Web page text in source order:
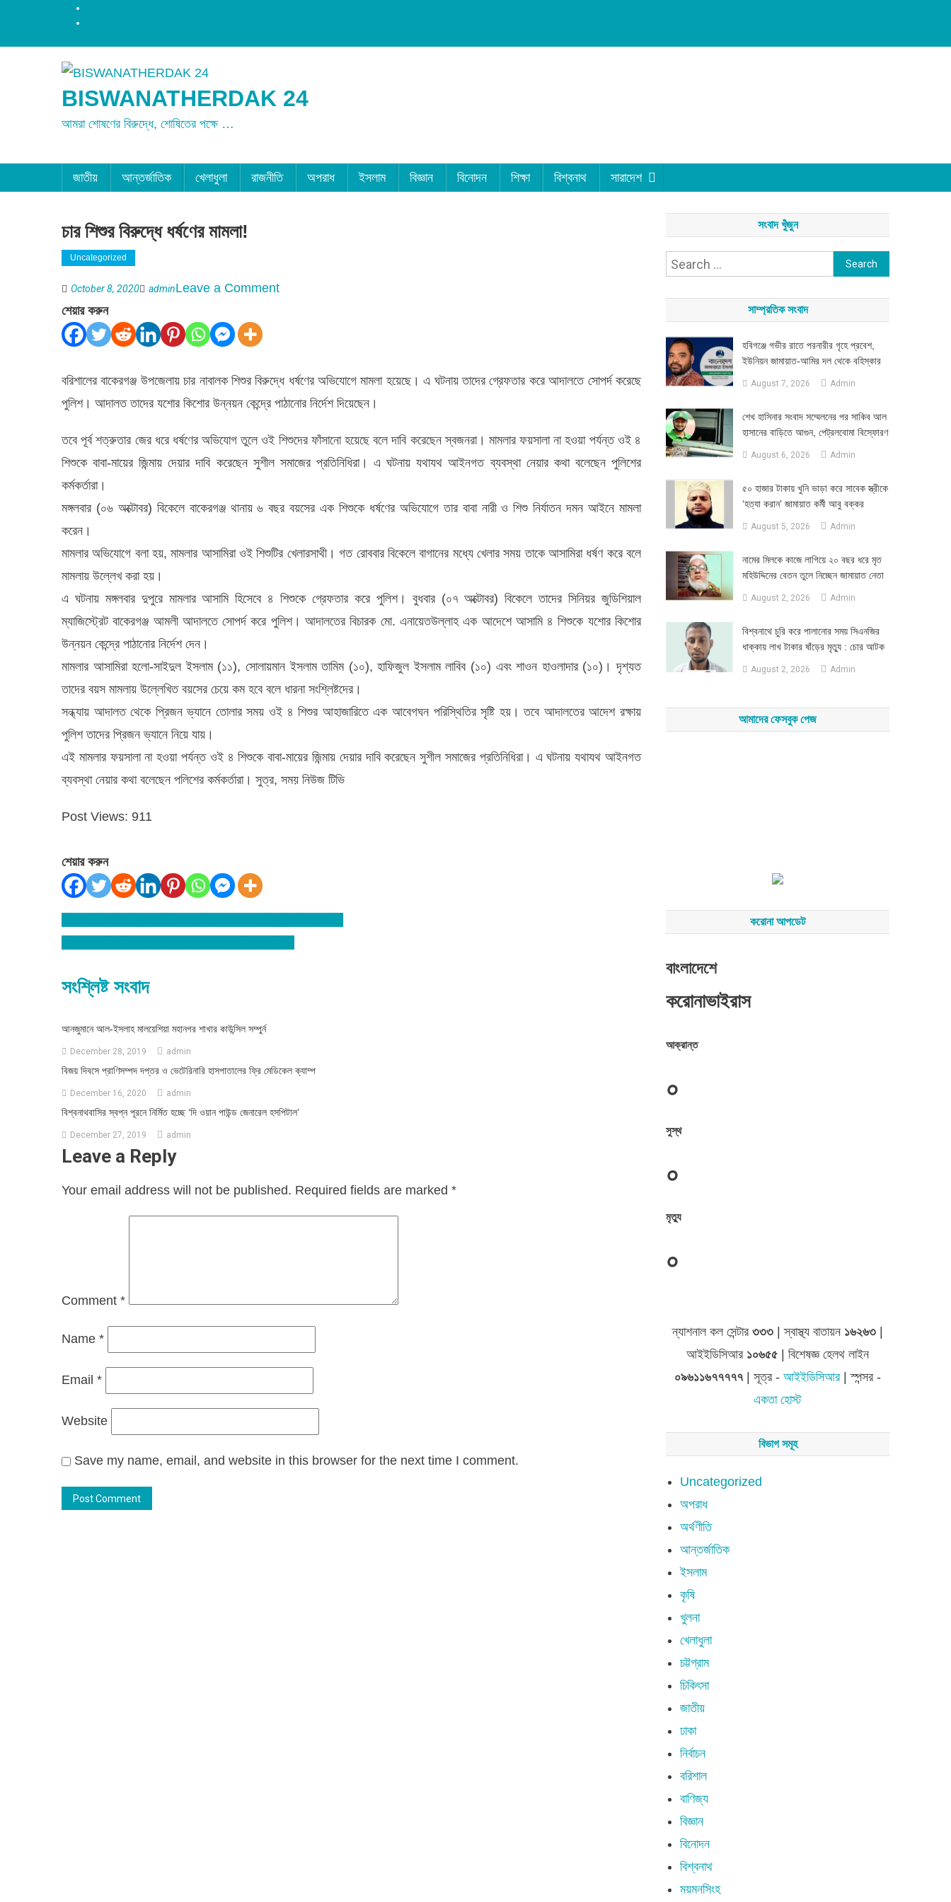
BISWANATHERDAK 24
আমরা শোষণের বিরুদ্ধে, শোষিতের পক্ষে …
জাতীয় আন্তর্জাতিক খেলাধুলা রাজনীতি অপরাধ ইসলাম বিজ্ঞান বিনোদন শিক্ষা বিশ্বনাথ সারাদেশ
চার শিশুর বিরুদ্ধে ধর্ষণের মামলা!
Uncategorized
October 8, 2020 adminLeave a Commenton
ধর্ষণের
মামলা!
শেয়ার করুন
বরিশালের বাকেরগঞ্জ উপজেলায় চার নাবালক শিশুর বিরুদ্ধে ধর্ষণের অভিযোগে মামলা হয়েছে। এ ঘটনায় তাদের গ্রেফতার করে আদালতে সোপর্দ করেছে
পুলিশ। আদালত তাদের যশোর কিশোর উন্নয়ন কেন্দ্রে পাঠানোর নির্দেশ দিয়েছেন।
তবে পূর্ব শত্রুতার জের ধরে ধর্ষণের অভিযোগ তুলে ওই শিশুদের ফাঁসানো হয়েছে বলে দাবি করেছেন স্বজনরা। মামলার ফয়সালা না হওয়া পর্যন্ত ওই ৪
শিশুকে বাবা-মায়ের জিন্মায় দেয়ার দাবি করেছেন সুশীল সমাজের প্রতিনিধিরা। এ ঘটনায় যথাযথ আইনগত ব্যবস্থা নেয়ার কথা বলেছেন পুলিশের
কর্মকর্তারা।
মঙ্গলবার (০৬ অক্টোবর) বিকেলে বাকেরগঞ্জ থানায় ৬ বছর বয়সের এক শিশুকে ধর্ষণের অভিযোগে তার বাবা নারী ও শিশু নির্যাতন দমন আইনে মামলা
করেন।
মামলার অভিযোগে বলা হয়, মামলার আসামিরা ওই শিশুটির খেলারসাথী। গত রোববার বিকেলে বাগানের মধ্যে খেলার সময় তাকে আসামিরা ধর্ষণ করে বলে
মামলায় উল্লেখ করা হয়।
এ ঘটনায় মঙ্গলবার দুপুরে মামলার আসামি হিসেবে ৪ শিশুকে গ্রেফতার করে পুলিশ। বুধবার (০৭ অক্টোবর) বিকেলে তাদের সিনিয়র জুডিশিয়াল
ম্যাজিস্ট্রেট বাকেরগঞ্জ আমলী আদালতে সোপর্দ করে পুলিশ। আদালতের বিচারক মো. এনায়েতউল্লাহ এক আদেশে আসামি ৪ শিশুকে যশোর কিশোর
উন্নয়ন কেন্দ্রে পাঠানোর নির্দেশ দেন।
মামলার আসামিরা হলো-সাইদুল ইসলাম (১১), সোলায়মান ইসলাম তামিম (১০), হাফিজুল ইসলাম লাবিব (১০) এবং শাওন হাওলাদার (১০)। দৃশ্যত
তাদের বয়স মামলায় উল্লেখিত বয়সের চেয়ে কম হবে বলে ধারনা সংশ্লিষ্টদের।
সন্ধ্যায় আদালত থেকে প্রিজন ভ্যানে তোলার সময় ওই ৪ শিশুর আহাজারিতে এক আবেগঘন পরিস্থিতির সৃষ্টি হয়। তবে আদালতের আদেশ রক্ষায়
পুলিশ তাদের প্রিজন ভ্যানে নিয়ে যায়।
এই মামলার ফয়সালা না হওয়া পর্যন্ত ওই ৪ শিশুকে বাবা-মায়ের জিন্মায় দেয়ার দাবি করেছেন সুশীল সমাজের প্রতিনিধিরা। এ ঘটনায় যথাযথ আইনগত
ব্যবস্থা নেয়ার কথা বলেছেন পলিশের কর্মকর্তারা। সুত্র, সময় নিউজ টিভি
Post Views: 911
শেয়ার করুন
Post
সংশ্লিষ্ট সংবাদ
আনজুমানে আল-ইসলাহ মালয়েশিয়া মহানগর শাখার কাউন্সিল সম্পুর্ন
December 28, 2019 admin
বিজয় দিবসে প্রাণিসম্পদ দপ্তর ও ভেটেরিনারি হাসপাতালের ফ্রি মেডিকেল ক্যাম্প
December 16, 2020 admin
বিশ্বনাথবাসির স্বপ্ন পূরনে নির্মিত হচ্ছে ‘দি ওয়ান পাউন্ড জেনারেল হসপিটাল’
December 27, 2019 admin
Leave a Reply
Your email address will not be published. Required fields are marked *
Comment *
Name *
Email *
Website
Save my name, email, and website in this browser for the next time I comment.
সংবাদ খুঁজুন
Search
সাম্প্রতিক সংবাদ
হবিগঞ্জে গভীর রাতে পরনারীর গৃহে প্রবেশ,
ইউনিয়ন জামায়াত-আমির দল থেকে বহিস্কার
August 7, 2026 Admin
শেখ হাসিনার সংবাদ সম্মেলনের পর সাকিব আল
হাসানের বাড়িতে আগুন, পেট্রলবোমা বিস্ফোরণ
August 6, 2026 Admin
৫০ হাজার টাকায় খুনি ভাড়া করে সাবেক স্ত্রীকে
‘হত্যা করান’ জামায়াত কর্মী আবু বক্কর
August 5, 2026 Admin
নামের মিলকে কাজে লাগিয়ে ২০ বছর ধরে মৃত
মহিউদ্দিনের বেতন তুলে নিচ্ছেন জামায়াত নেতা
August 2, 2026 Admin
‎বিশ্বনাথে চুরি করে পালানোর সময় সিএনজির
ধাক্কায় লাখ টাকার ষাঁড়ের মৃত্যু : চোর আটক
August 2, 2026 Admin
আমাদের ফেসবুক পেজ
করোনা আপডেট
বাংলাদেশে
করোনাভাইরাস
আক্রান্ত
০
সুস্থ
০
মৃত্যু
০
ন্যাশনাল কল সেন্টার৩৩৩ | স্বাস্থ্য বাতায়ন ১৬২৬৩
আইইডিসিআর ১০৬৫৫ | বিশেষজ্ঞ হেলথ লাইন
০৯৬১১৬৭৭৭৭৭| সূত্র -আইইডিসিআর| স্পন্সর -
একতা হোস্ট
বিভাগ সমূহ
Uncategorized
অপরাধ
অর্থণীতি
আন্তর্জাতিক
ইসলাম
কৃষি
খুলনা
খেলাধুলা
চট্টগ্রাম
চিকিৎসা
জাতীয়
ঢাকা
নির্বাচন
বরিশাল
বাণিজ্য
বিজ্ঞান
বিনোদন
বিশ্বনাথ
ময়মনসিংহ